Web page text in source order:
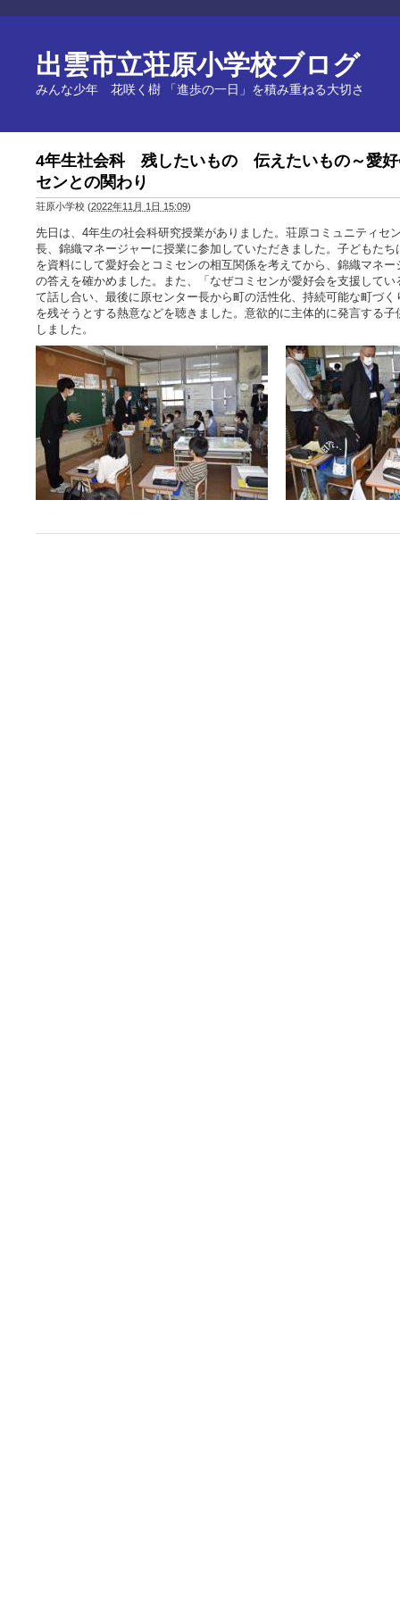
出雲市立荘原小学校ブログ
みんな少年 花咲く樹 「進歩の一日」を積み重ねる大切さ
4年生社会科 残したいもの 伝えたいもの～愛好
センとの関わり
荘原小学校 (2022年11月 1日 15:09)
先日は、4年生の社会科研究授業がありました。荘原コミュニティセ
長、錦織マネージャーに授業に参加していただきました。子どもたち
を資料にして愛好会とコミセンの相互関係を考えてから、錦織マネ
の答えを確かめました。また、「なぜコミセンが愛好会を支援してい
て話し合い、最後に原センター長から町の活性化、持続可能な町づく
を残そうとする熱意などを聴きました。意欲的に主体的に発言する
しました。